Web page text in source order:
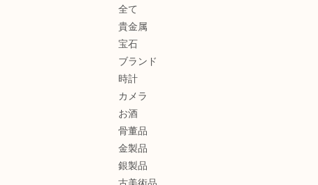
全て
貴金属
宝石
ブランド
時計
カメラ
お酒
骨董品
金製品
銀製品
古美術品